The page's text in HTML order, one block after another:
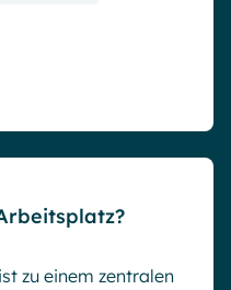
zu einem zentralen